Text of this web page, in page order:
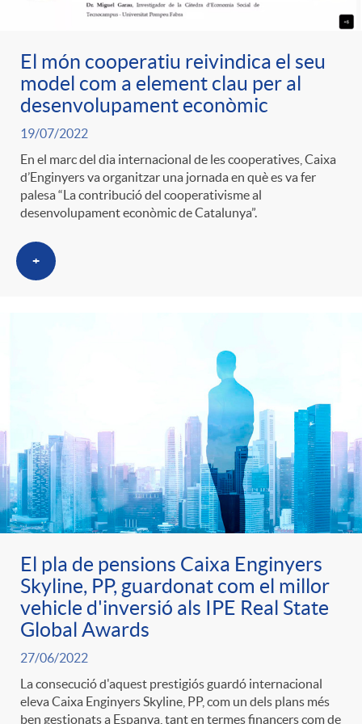
r
a
S
a
l
p
r
e
n
s
p
e
r
c
a
o
r
i
e
s
e
n
i
d
o
l
a
F
i
l
i
c
a
d
o
e
c
o
n
t
i
El món cooperatiu reivindica el seu
model com a element clau per al
desenvolupament econòmic
19/07/2022
En el marc del dia internacional de les cooperatives, Caixa
d’Enginyers va organitzar una jornada en què es va fer
palesa “La contribució del cooperativisme al
desenvolupament econòmic de Catalunya”.
+
El pla de pensions Caixa Enginyers
Skyline, PP, guardonat com el millor
vehicle d'inversió als IPE Real State
Global Awards
27/06/2022
La consecució d'aquest prestigiós guardó internacional
eleva Caixa Enginyers Skyline, PP, com un dels plans més
ben gestionats a Espanya, tant en termes financers com de